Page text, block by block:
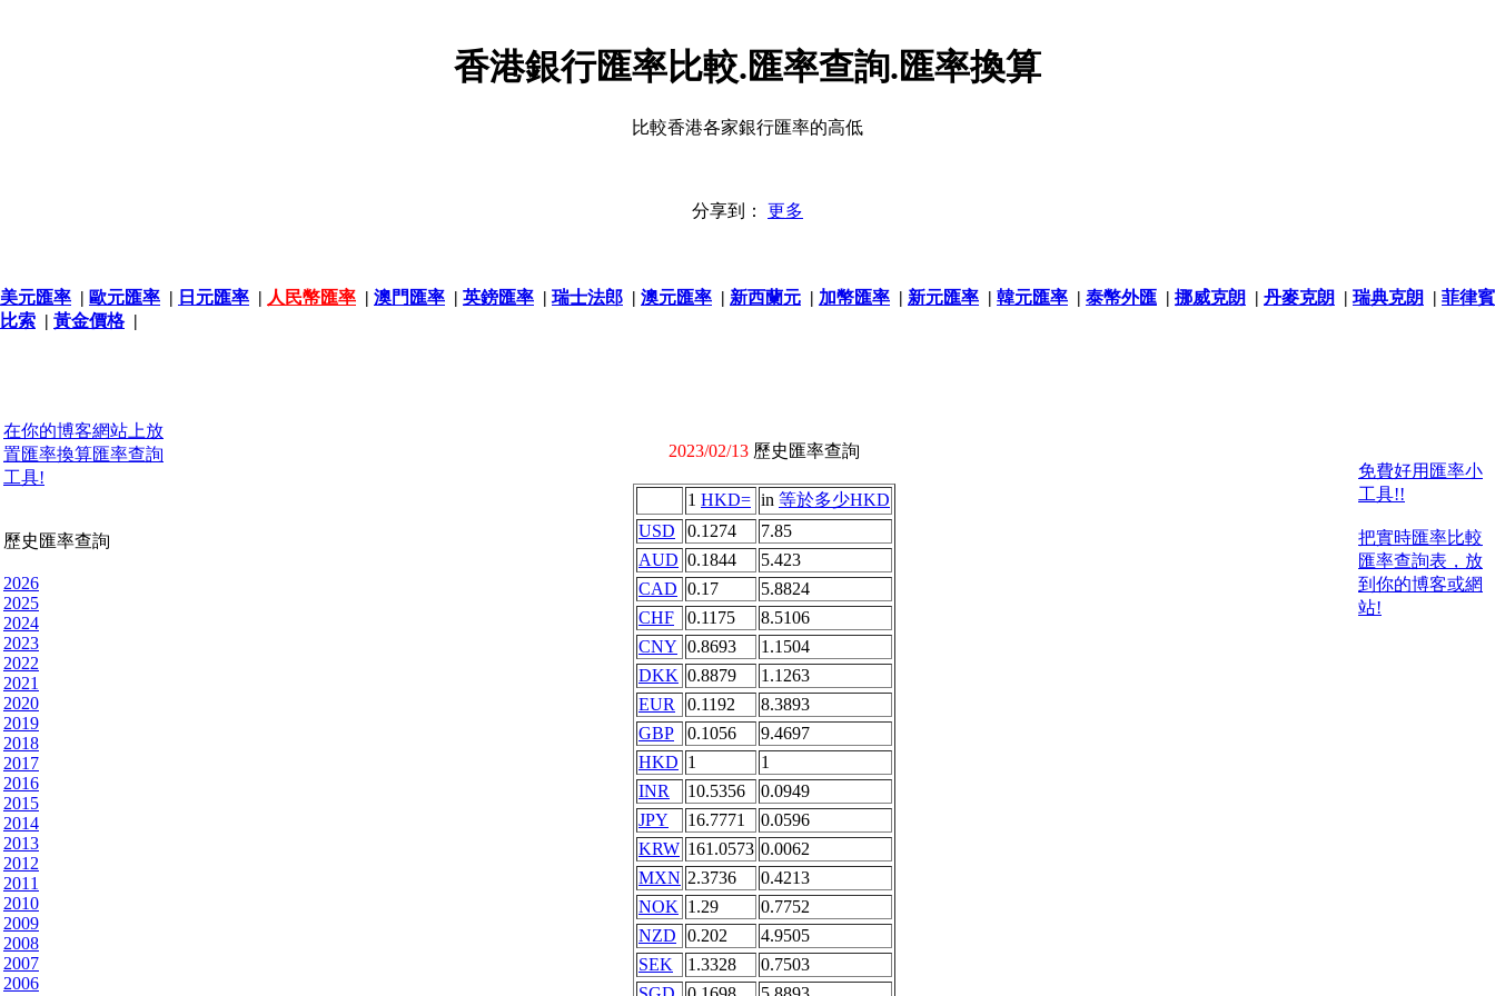
香港銀行匯率比較.匯率查詢.匯率換算
比較香港各家銀行匯率的高低
分享到： 更多
美元匯率 | 歐元匯率 | 日元匯率 | 人民幣匯率 | 澳門匯率 | 英鎊匯率 | 瑞士法郎 | 澳元匯率 | 新西蘭元 | 加幣匯率 | 新元匯率 | 韓元匯率 | 泰幣外匯 | 挪威克朗 | 丹麥克朗 | 瑞典克朗 | 菲律賓
比索 | 黃金價格|
在你的博客網站上放
置匯率換算匯率查詢
工具!
歷史匯率查詢
2026
2025
2024
2023
2022
2021
2020
2019
2018
2017
2016
2015
2014
2013
2012
2011
2010
2009
2008
2007
2006
2023/02/13 歷史匯率查詢
1 HKD= in 等於多少HKD
USD
0.1274
7.85
AUD 0.1844
5.423
CAD 0.17
5.8824
CHF
0.1175
8.5106
CNY 0.8693
1.1504
DKK 0.8879
1.1263
EUR
0.1192
8.3893
GBP
0.1056
9.4697
HKD 1
1
INR
10.5356
0.0949
JPY
16.7771
0.0596
KRW 161.0573 0.0062
MXN 2.3736
0.4213
NOK 1.29
0.7752
NZD
0.202
4.9505
SEK
1.3328
0.7503
免費好用匯率小
工具!!
把實時匯率比較
匯率查詢表，放
到你的博客或網
站!